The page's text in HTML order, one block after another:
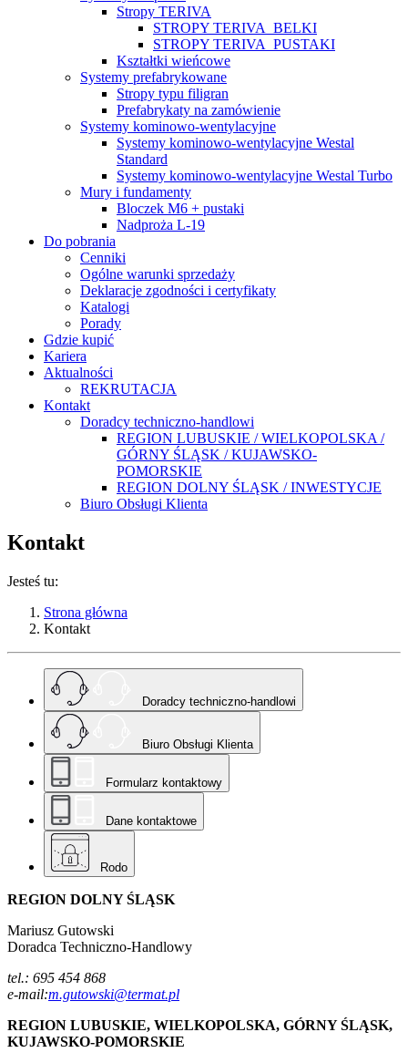
Stropy TERIVA
STROPY TERIVA_BELKI
STROPY TERIVA_PUSTAKI
Kształtki wieńcowe
Systemy prefabrykowane
Stropy typu filigran
Prefabrykaty na zamówienie
Systemy kominowo-wentylacyjne
Systemy kominowo-wentylacyjne Westal
Standard
Systemy kominowo-wentylacyjne Westal Turbo
Mury i fundamenty
Bloczek M6 + pustaki
Nadproża L-19
Do pobrania
Cenniki
Ogólne warunki sprzedaży
Deklaracje zgodności i certyfikaty
Katalogi
Porady
Gdzie kupić
Kariera
Aktualności
REKRUTACJA
Kontakt
Doradcy techniczno-handlowi
REGION LUBUSKIE / WIELKOPOLSKA /
GÓRNY ŚLĄSK / KUJAWSKO-
POMORSKIE
REGION DOLNY ŚLĄSK / INWESTYCJE
Biuro Obsługi Klienta
Kontakt
Jesteś tu:
Strona główna
Kontakt
Doradcy techniczno-handlowi
Biuro Obsługi Klienta
Formularz kontaktowy
Dane kontaktowe
Rodo
REGION DOLNY ŚLĄSK
Mariusz Gutowski
Doradca Techniczno-Handlowy
tel.: 695 454 868
e-mail:m.gutowski@termat.pl
REGION LUBUSKIE, WIELKOPOLSKA, GÓRNY ŚLĄSK,
KUJAWSKO-POMORSKIE